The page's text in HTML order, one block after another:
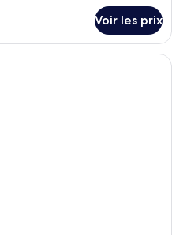
Voir les prix
Une chambre d’hôtel avec un lit, un